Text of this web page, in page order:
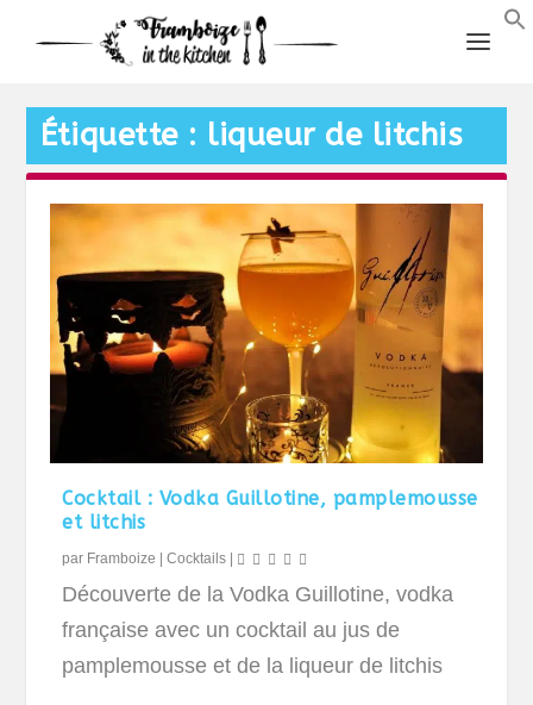
Étiquette : liqueur de litchis
Cocktail : Vodka Guillotine, pamplemousse
et litchis
par Framboize |Cocktails |
Découverte de la Vodka Guillotine, vodka
française avec un cocktail au jus de
pamplemousse et de la liqueur de litchis